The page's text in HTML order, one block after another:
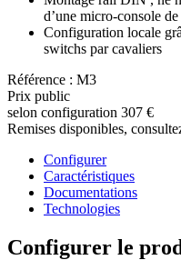
d’une micro-console
Configuration locale
switchs par cavaliers
Référence : M3
Prix public
selon configuration 307 €
Remises disponibles,
Configurer
Caractéristiques
Documentations
Technologies
Configurer le